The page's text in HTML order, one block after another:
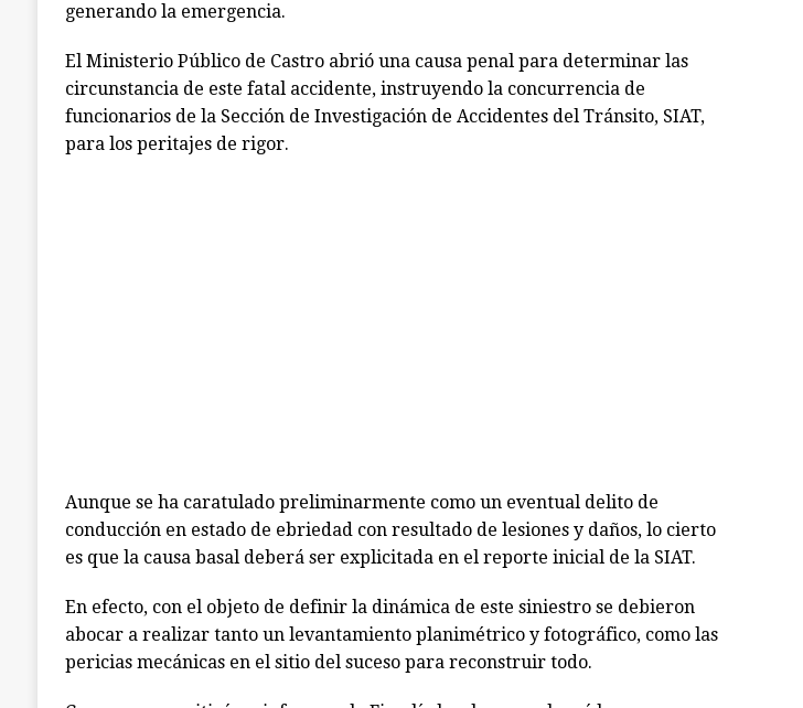
generando la emergencia.
El Ministerio Público de Castro abrió una causa penal para determinar las
circunstancia de este fatal accidente, instruyendo la concurrencia de
funcionarios de la Sección de Investigación de Accidentes del Tránsito, SIAT,
para los peritajes de rigor.
Aunque se ha caratulado preliminarmente como un eventual delito de
conducción en estado de ebriedad con resultado de lesiones y daños, lo cierto
es que la causa basal deberá ser explicitada en el reporte inicial de la SIAT.
En efecto, con el objeto de definir la dinámica de este siniestro se debieron
abocar a realizar tanto un levantamiento planimétrico y fotográfico, como las
pericias mecánicas en el sitio del suceso para reconstruir todo.